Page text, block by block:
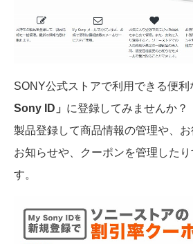
SONY公式ストアで利用できる便利
Sony ID」 に登録してみませんか？
製品登録して商品情報の管理や、
お知らせや、クーポンを管理した
す。